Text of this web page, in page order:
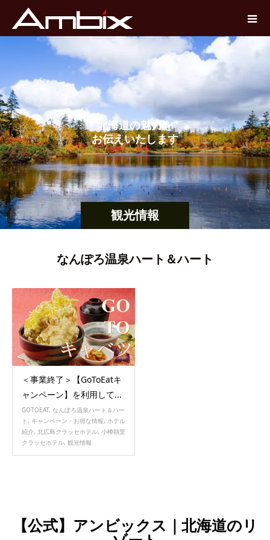
観光情報
北海道の魅力 を
お伝えいたします
なんぽろ温泉ハート＆ハート
＜事業終了＞【GoToEatキ
ャンペーン】を利用して...
GOTOEAT, なんぽろ温泉ハート＆ハー
ト, キャンペーン・お得な情報, ホテル
紹介, 北広島クラッセホテル, 小樽朝里
クラッセホテル, 観光情報
【公式】アンビックス｜北海道のリ